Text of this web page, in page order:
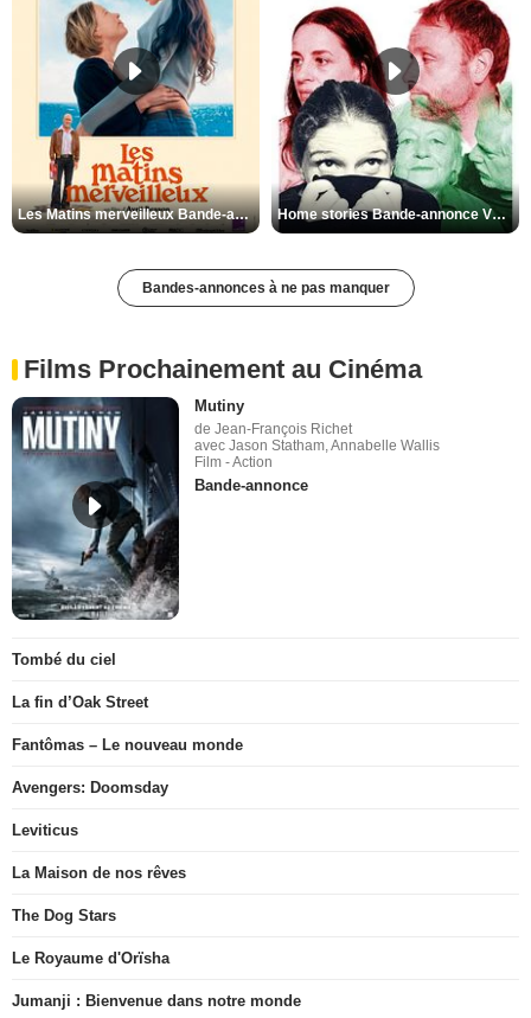
Les Matins merveilleux Bande-annonce VF Home stories Bande-annonce VO STFR
Bandes-annonces à ne pas manquer
Films Prochainement au Cinéma
Mutiny
de Jean-François Richet
avec Jason Statham, Annabelle Wallis
Film - Action
Bande-annonce
Tombé du ciel
La fin d’Oak Street
Fantômas – Le nouveau monde
Avengers: Doomsday
Leviticus
La Maison de nos rêves
The Dog Stars
Le Royaume d'Orïsha
Jumanji : Bienvenue dans notre monde